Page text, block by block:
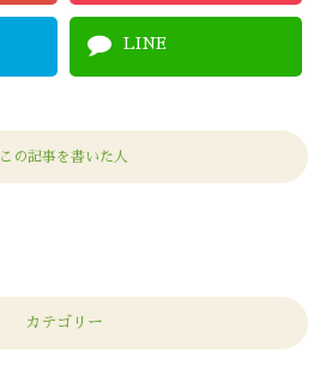
LINE
この記事を書いた人
カテゴリー